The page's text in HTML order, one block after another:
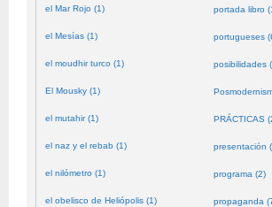
el Mar Rojo (1)
el Mesías (1)
el moudhir turco (1)
El Mousky (1)
el mutahir (1)
el naz y el rebab (1)
el nilómetro (1)
el obelisco de Heliópolis (1)
portada libro
portugueses
posibilidades
PRÁCTICAS
presentación
programa (2)
propaganda